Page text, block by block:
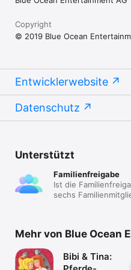
Copyright
© 2019 Blue Ocean
Entwicklerwebsite
Datenschutz
Unterstützt
Familienfreigabe
Ist die
sechs
Mehr von Blue Ocean
Bibi & Tina: